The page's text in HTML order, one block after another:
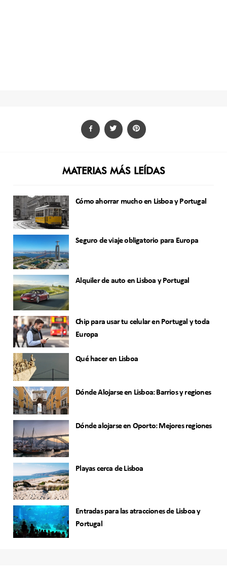
MATERIAS MÁS LEÍDAS
Cómo ahorrar mucho en Lisboa y Portugal
Seguro de viaje obligatorio para Europa
Alquiler de auto en Lisboa y Portugal
Chip para usar tu celular en Portugal y toda
Europa
Qué hacer en Lisboa
Dónde Alojarse en Lisboa: Barrios y regiones
Dónde alojarse en Oporto: Mejores regiones
Playas cerca de Lisboa
Entradas para las atracciones de Lisboa y
Portugal